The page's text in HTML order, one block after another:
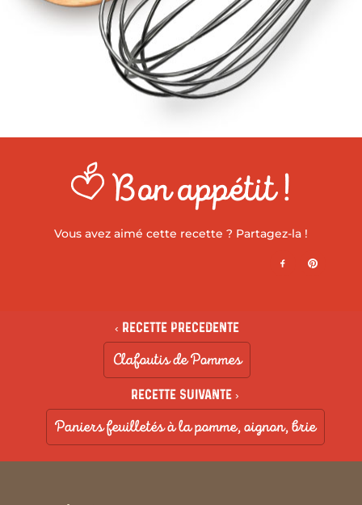
Bon appétit !
Vous avez aimé cette recette ? Partagez-la !
‹ Recette precedente
Clafoutis de Pommes
Recette suivante ›
Paniers feuilletés à la pomme, oignon, brie